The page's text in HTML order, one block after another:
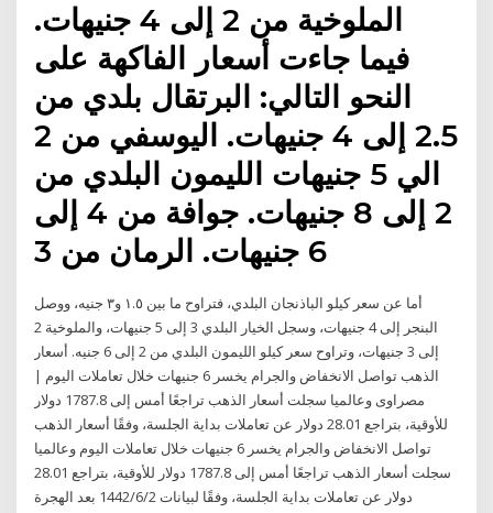
الملوخية من 2 إلى 4 جنيهات.
فيما جاءت أسعار الفاكهة على
النحو التالي: البرتقال بلدي من
2.5 إلى 4 جنيهات. اليوسفي من 2
الي 5 جنيهات الليمون البلدي من
2 إلى 8 جنيهات. جوافة من 4 إلى
6 جنيهات. الرمان من 3
أما عن سعر كيلو الباذنجان البلدي، فتراوح ما بين ١.٥ و٣ جنيه، ووصل
البنجر إلى 4 جنيهات، وسجل الخيار البلدي 3 إلى 5 جنيهات، والملوخية 2
إلى 3 جنيهات، وتراوح سعر كيلو الليمون البلدي من 2 إلى 6 جنيه. أسعار
الذهب تواصل الانخفاض والجرام يخسر 6 جنيهات خلال تعاملات اليوم |
مصراوى وعالميا سجلت أسعار الذهب تراجعًا أمس إلى 1787.8 دولار
للأوقية، بتراجع 28.01 دولار عن تعاملات بداية الجلسة، وفقًا أسعار الذهب
تواصل الانخفاض والجرام يخسر 6 جنيهات خلال تعاملات اليوم وعالميا
سجلت أسعار الذهب تراجعًا أمس إلى 1787.8 دولار للأوقية، بتراجع 28.01
دولار عن تعاملات بداية الجلسة، وفقًا لبيانات 2‏‏/6‏‏/1442 بعد الهجرة